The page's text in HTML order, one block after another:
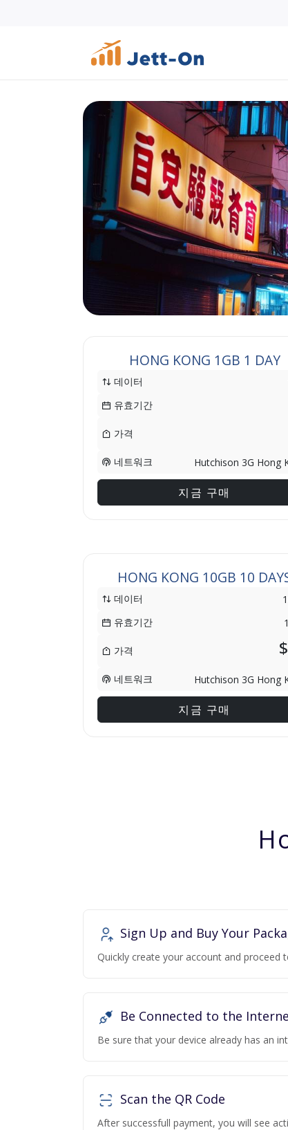
HONG KONG 1GB 1 DAY
데이터
유효기간
가격
네트워크 Hutchison 3G Hong
지금 구매
HONG KONG 10GB 10
데이터
유효기간
가격
네트워크 Hutchison 3G Hong
지금 구매
Sign Up and Buy Your
Quickly create your account and proceed
Be Connected to the
Be sure that your device already has an
Scan the QR Code
After successfull payment, you will see